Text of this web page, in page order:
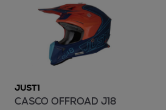
JUST1
CASCO OFFROAD J18